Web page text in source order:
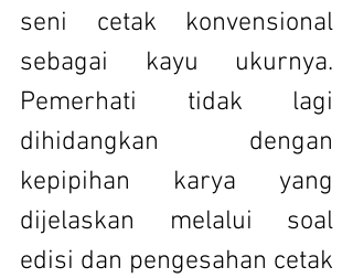
seni cetak konvensional
sebagai kayu ukurnya.
Pemerhati tidak lagi
dihidangkan dengan
kepipihan karya yang
dijelaskan melalui soal
edisi dan pengesahan cetak